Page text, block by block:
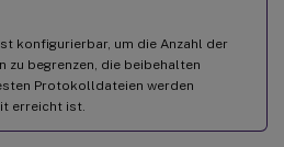
konfigurierbar, um die Anzahl der
zu begrenzen, die beibehalten
Protokolldateien werden
erreicht ist.